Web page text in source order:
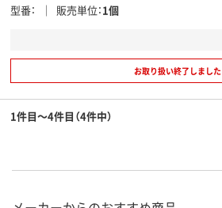
型番 販売単位 1個
お取り扱い終了しました
1件目～4件目（4件中）